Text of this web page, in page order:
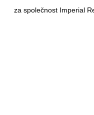
za společnost Imperial